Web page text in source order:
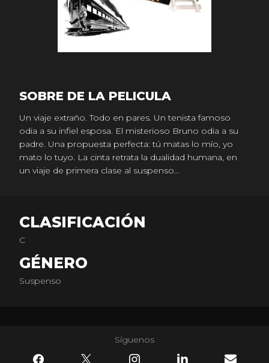
SOBRE DE LA PELICULA
Un viaje extraño. Todo en pares. Un tenista famoso
odia a su infiel esposa. El misterioso Bruno odia a su
padre. Una propuesta perfecta: tú matas lo mío, yo
mato lo tuyo. La cinta retrata la dualidad humana, en
un viaje de primera clase al suspenso...
CLASIFICACIÓN
C
GÉNERO
Suspenso
Síguenos